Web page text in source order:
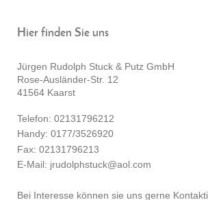
Hier finden Sie uns
Jürgen Rudolph Stuck & Putz GmbH
Rose-Ausländer-Str. 12
41564 Kaarst
Telefon: 02131796212
Handy: 0177/3526920
Fax: 02131796213
E-Mail: jrudolphstuck@aol.com
Bei Interesse können sie uns gerne